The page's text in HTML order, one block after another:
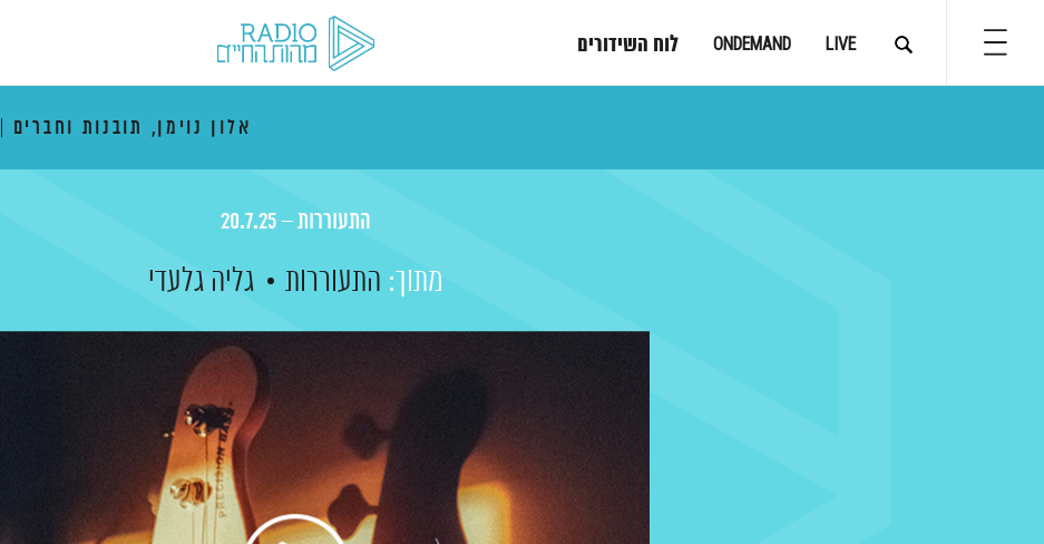
LIVE
ONDEMAND לוח השידורים
אלון נוימן, תובנות וחברים
התעוררות – 20.7.25
מתוך: התעוררות גליה גלעדי